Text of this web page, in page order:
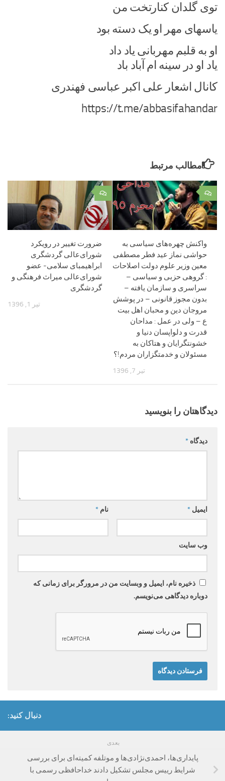
توی گلدان کنارتخت من
یاسهای مهر او یک دسته بود
او به قلبم مهربانی یاد داد
یاد او در سینه ام آباد باد
کانال اشعار علی اکبر عباسی فهندری
https://t.me/abbasifahandar
مطالب مرتبط
۰
ضرورت تغییر در رویکرد
شورای‌عالی گردشگری
ابراهیمبای سلامی- عضو
شورای‌عالی میراث فرهنگی و
گردشگری
تیر 1, 1396
۰
واکنش چهره‌های سیاسی به
حواشی نماز عید فطر مصطفی
معین وزیر علوم دولت اصلاحات
: گروهی حزبی و سیاسی –
سراسری و سازمان یافته –
بدون مجوز قانونی – در پوشش
مروجان دین و محبان اهل بیت
ع – ولی در عمل : مداحان
قدرت و دلواپسان دنیا و
خشونتگرایان و هتاکان به
مسئولان و خدمتگزاران مردم!؟
تیر 7, 1396
دیدگاهتان را بنویسید
دیدگاه *
نام * ایمیل *
وب‌ سایت
ذخیره نام، ایمیل و وبسایت من در مرورگر برای زمانی که
دوباره دیدگاهی می‌نویسم.
دنبال کنید:
بعدی
پایداری‌ها، احمدی‌نژادی‌ها و موتلفه کمیته‌ای برای بررسی
شرایط رییس مجلس تشکیل دادند خداحافظی رسمی با